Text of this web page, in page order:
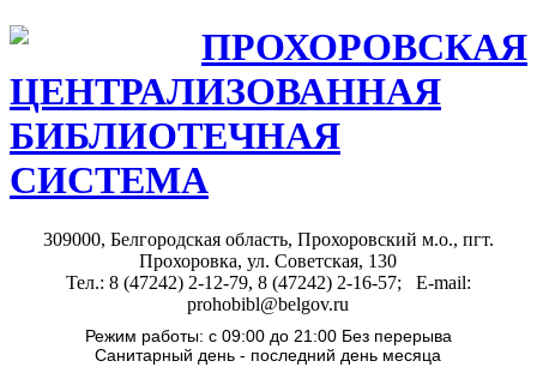
ПРОХОРОВСКАЯ
ЦЕНТРАЛИЗОВАННАЯ
БИБЛИОТЕЧНАЯ
СИСТЕМА
309000, Белгородская область, Прохоровский м.о., пгт.
Прохоровка, ул. Советская, 130
Тел.: 8 (47242) 2-12-79, 8 (47242) 2-16-57; E-mail:
prohobibl@belgov.ru
Режим работы: с 09:00 до 21:00 Без перерыва
Санитарный день - последний день месяца